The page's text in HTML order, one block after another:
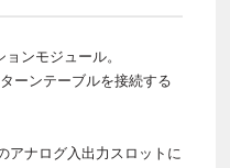
ンモジュール。
ーンテーブルを接続する
アナログ入出力スロットに